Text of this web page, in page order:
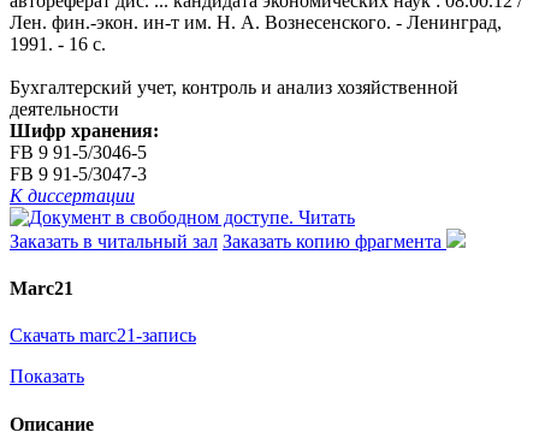
Лен. фин.-экон. ин-т им. Н. А. Вознесенского. - Ленинград,
1991. - 16 с.
Бухгалтерский учет, контроль и анализ хозяйственной
деятельности
Шифр хранения:
FB 9 91-5/3046-5
FB 9 91-5/3047-3
К диссертации
Читать
Заказать в читальный зал Заказать копию фрагмента
Marc21
Скачать marc21-запись
Показать
Описание